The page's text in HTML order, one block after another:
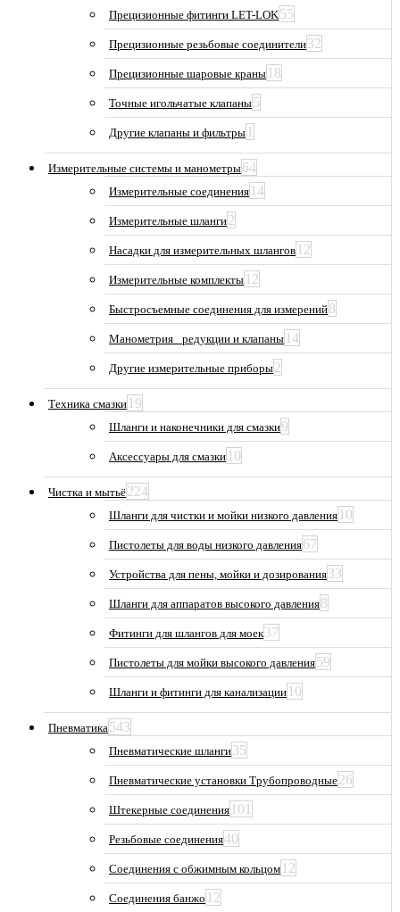
Прецизионные фитинги LET-LOK55
Прецизионные резьбовые соединители32
Прецизионные шаровые краны 18
Точные игольчатые клапаны5
Другие клапаны и фильтры 1
Измерительные системы и манометры64
Измерительные соединения 14
Измерительные шланги2
Насадки для измерительных шлангов 12
Измерительные комплекты 12
Быстросъемные соединения для измерений8
Манометрия_ редукции и клапаны 14
Другие измерительные приборы2
Техника смазки 19
Шланги и наконечники для смазки9
Аксессуары для смазки 10
Чистка и мытьё224
Шланги для чистки и мойки низкого давления 10
Пистолеты для воды низкого давления67
Устройства для пены, мойки и дозирования33
Шланги для аппаратов высокого давления8
Фитинги для шлангов для моек37
Пистолеты для мойки высокого давления59
Шланги и фитинги для канализации 10
Пневматика543
Пневматические шланги35
Пневматические установки Трубопроводные26
Штекерные соединения 101
Резьбовые соединения40
Соединения с обжимным кольцом 12
Соединения банжо 12